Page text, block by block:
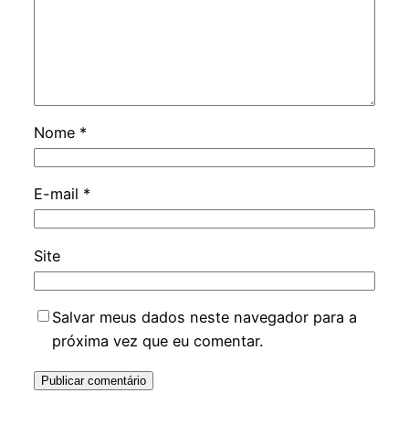
Nome *
E-mail *
Site
Salvar meus dados neste navegador para a
próxima vez que eu comentar.